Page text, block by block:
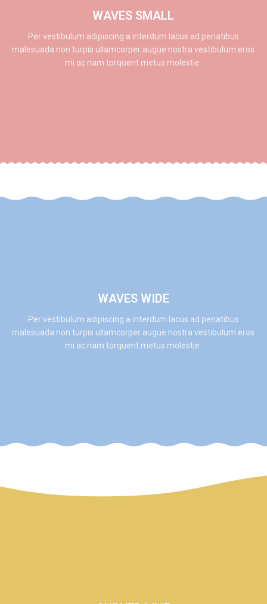
WAVES SMALL
Per vestibulum adipiscing a interdum lacus ad penatibus
malesuada non turpis ullamcorper augue nostra vestibulum eros
mi ac nam torquent metus molestie.
WAVES WIDE
Per vestibulum adipiscing a interdum lacus ad penatibus
malesuada non turpis ullamcorper augue nostra vestibulum eros
mi ac nam torquent metus molestie.